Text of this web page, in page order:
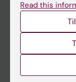
Forskarutbildning
Forskning
Read this